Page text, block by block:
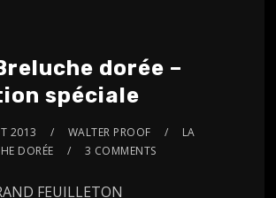
dorée –
spéciale
2013 WALTER PROOF
LA
DORÉE
3 COMMENTS
FEUILLETON